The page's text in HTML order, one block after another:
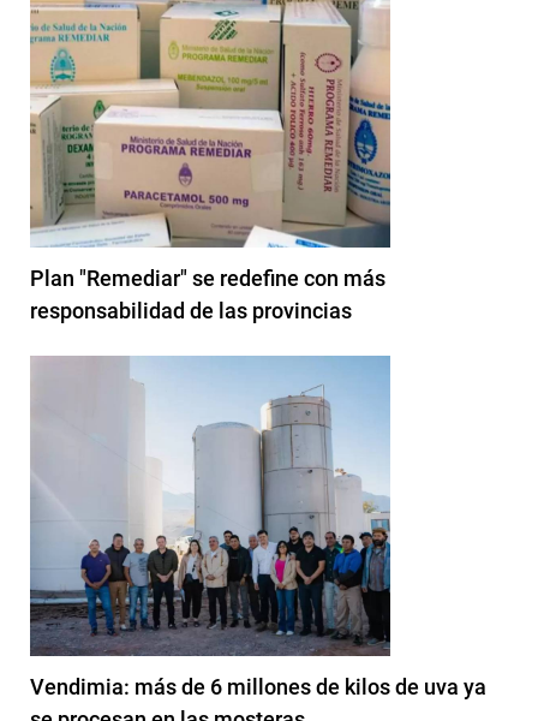
Plan "Remediar" se redefine con más
responsabilidad de las provincias
Vendimia: más de 6 millones de kilos de uva ya